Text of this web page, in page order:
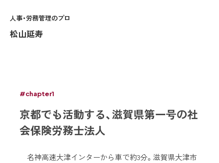
人事・労務管理のプロ
松山延寿
#chapter1
京都でも活動する、滋賀県第一号の社
会保険労務士法人
名神高速大津インターから車で約3分。滋賀県大津市